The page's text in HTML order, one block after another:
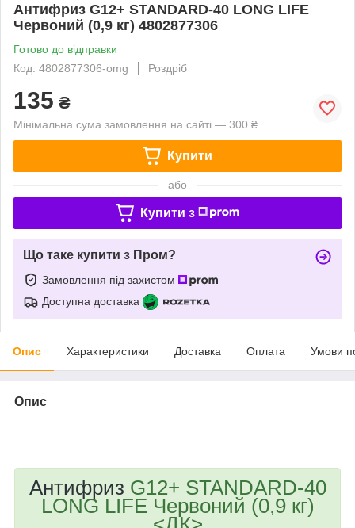
Антифриз G12+ STANDARD-40 LONG LIFE
Червоний (0,9 кг) 4802877306
Готово до відправки
Код: 4802877306-omg
Роздріб
135 ₴
Мінімальна сума замовлення на сайті — 300 ₴
Купити
або
Купити з
Що таке купити з Пром?
Замовлення під захистом
Доступна доставка
Опис Характеристики Доставка Оплата Умови
Опис
Антифриз G12+ STANDARD-40
LONG LIFE Червоний (0,9 кг)